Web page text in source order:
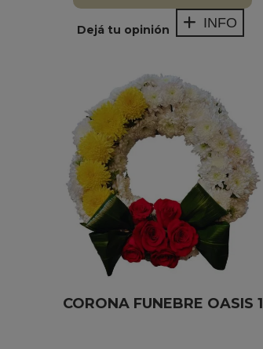
Dejá tu opinión INFO
CORONA FUNEBRE OASIS 1